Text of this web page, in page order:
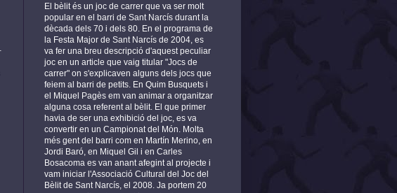
El bèlit és un joc de carrer que va ser molt
popular en el barri de Sant Narcís durant la
dècada dels 70 i dels 80. En el programa de
la Festa Major de Sant Narcís de 2004, es
va fer una breu descripció d'aquest peculiar
joc en un article que vaig titular "Jocs de
carrer" on s'explicaven alguns dels jocs que
feiem al barri de petits. En Quim Busquets i
el Miquel Pagès em van animar a organitzar
alguna cosa referent al bèlit. El que primer
havia de ser una exhibició del joc, es va
convertir en un Campionat del Món. Molta
més gent del barri com en Martín Merino, en
Jordi Baró, en Miquel Gil i en Carles
Bosacoma es van anant afegint al projecte i
vam iniciar l'Associació Cultural del Joc del
Bèlit de Sant Narcís, el 2008. Ja portem 20